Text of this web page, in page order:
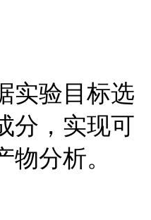
实验目标选
分，实现可
分析。